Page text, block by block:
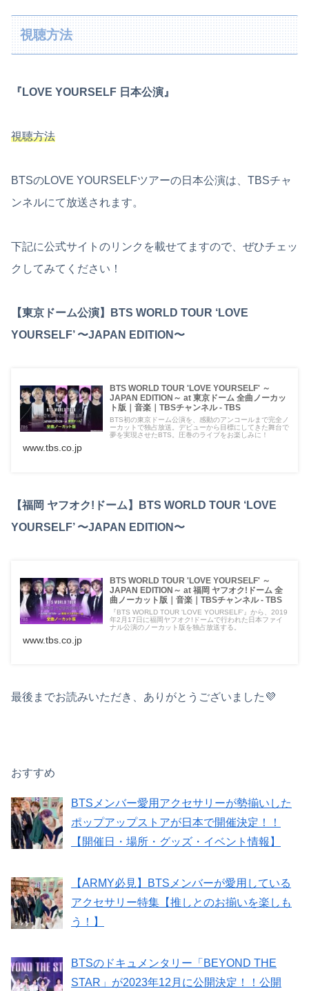
視聴方法
『LOVE YOURSELF 日本公演』
視聴方法
BTSのLOVE YOURSELFツアーの日本公演は、TBSチャ
ンネルにて放送されます。
下記に公式サイトのリンクを載せてますので、ぜひチェッ
クしてみてください！
【東京ドーム公演】BTS WORLD TOUR ‘LOVE
YOURSELF’ 〜JAPAN EDITION〜
BTS WORLD TOUR 'LOVE YOURSELF' ～
JAPAN EDITION～ at 東京ドーム 全曲ノーカッ
ト版｜音楽｜TBSチャンネル - TBS
BTS初の東京ドーム公演を、感動のアンコールまで完全ノ
ーカットで独占放送。デビューから目標にしてきた舞台で
夢を実現させたBTS。圧巻のライブをお楽しみに！
www.tbs.co.jp
【福岡 ヤフオク!ドーム】BTS WORLD TOUR ‘LOVE
YOURSELF’ 〜JAPAN EDITION〜
BTS WORLD TOUR 'LOVE YOURSELF' ～
JAPAN EDITION～ at 福岡 ヤフオク!ドーム 全
曲ノーカット版｜音楽｜TBSチャンネル - TBS
『BTS WORLD TOUR 'LOVE YOURSELF'』から、2019
年2月17日に福岡ヤフオク!ドームで行われた日本ファイ
ナル公演のノーカット版を独占放送する。
www.tbs.co.jp
最後までお読みいただき、ありがとうございました💜
おすすめ
BTSメンバー愛用アクセサリーが勢揃いした
ポップアップストアが日本で開催決定！！
【開催日・場所・グッズ・イベント情報】
【ARMY必見】BTSメンバーが愛用している
アクセサリー特集【推しとのお揃いを楽しも
う！】
BTSのドキュメンタリー「BEYOND THE
STAR」が2023年12月に公開決定！！公開